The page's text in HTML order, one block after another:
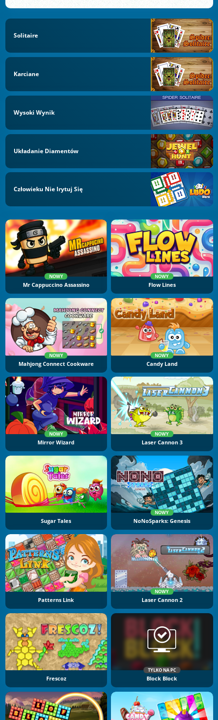
Solitaire
Karciane
Wysoki Wynik
Układanie Diamentów
Człowieku Nie Irytuj Się
NOWY
Mr Cappuccino Assassino
NOWY
Flow Lines
NOWY
Mahjong Connect Cookware
NOWY
Candy Land
NOWY
Mirror Wizard
NOWY
Laser Cannon 3
Sugar Tales
NOWY
NoNoSparks: Genesis
Patterns Link
NOWY
Laser Cannon 2
Frescoz
TYLKO NA PC
Block Block